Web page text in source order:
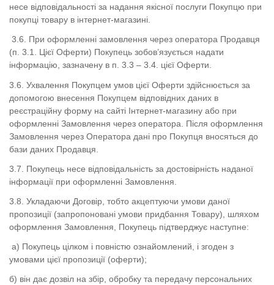
несе відповідальності за надання якісної послуги Покупцю при
покупці товару в інтернет-магазині.
3.6. При оформленні замовлення через оператора Продавця
(п. 3.1. Цієї Оферти) Покупець зобов’язується надати
інформацію, зазначену в п. 3.3 – 3.4. цієї Оферти.
3.6. Ухвалення Покупцем умов цієї Оферти здійснюється за
допомогою внесення Покупцем відповідних даних в
реєстраційну форму на сайті Інтернет-магазину або при
оформленні Замовлення через оператора.
Після оформлення
Замовлення через Оператора дані про Покупця вносяться до
бази даних Продавця.
3.7.
Покупець несе відповідальність за достовірність наданої
інформації при оформленні Замовлення.
3.8. Укладаючи Договір, тобто акцептуючи умови даної
пропозиції (запропоновані умови придбання Товару), шляхом
оформлення Замовлення, Покупець підтверджує наступне:
а) Покупець цілком і повністю ознайомлений, і згоден з
умовами цієї пропозиції (оферти);
б) він дає дозвіл на збір, обробку та передачу персональних